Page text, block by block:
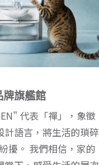
牌旗艦館
代表「禪」，象徵
語言，將生活的瑣碎
擾。 我們相信，家的